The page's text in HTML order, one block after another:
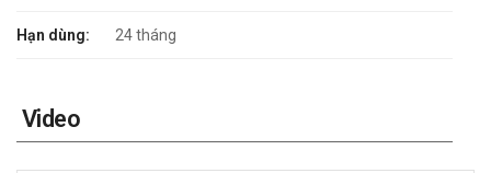
Hạn dùng: 24 tháng
Video